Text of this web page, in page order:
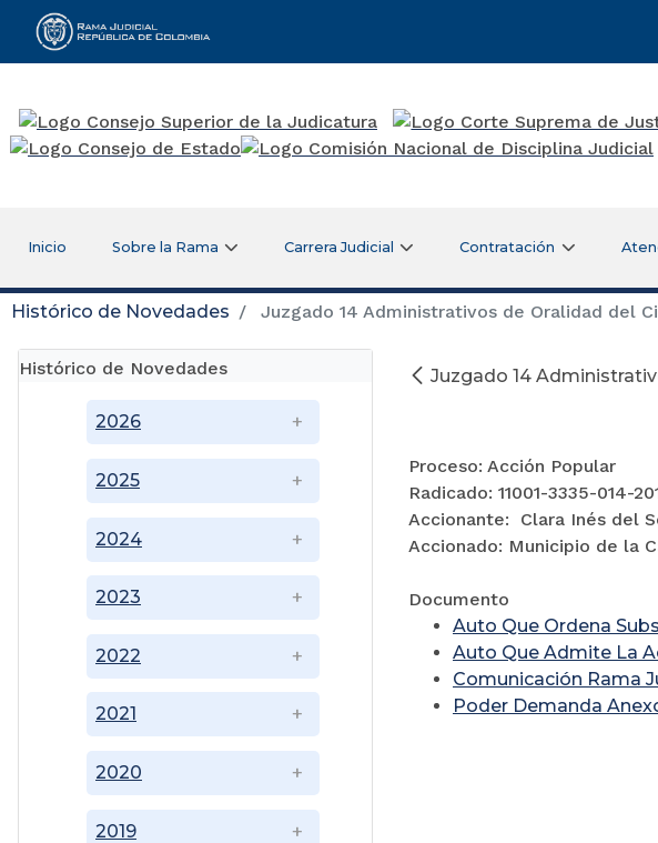
Rama Judicial
Inicio Sobre la Rama Carrera Judicial Contratación
Histórico de Novedades Juzgado 14 Administrativos de Oralidad del
Histórico de Novedades
2019
2020
2021
2022
2023
2024
2025
2026
Juzgado 14
Proceso: Acción Popular
Radicado: 11001-3335-014-
Accionante: Clara Inés del
Accionado: Municipio de la
Documento
Auto Que Ordena
Auto Que Admite La
Comunicación Rama
Poder Demanda